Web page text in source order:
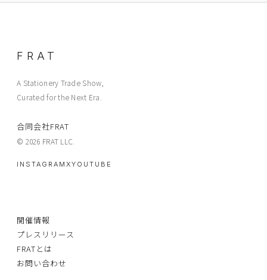
FRAT
A Stationery Trade Show,
Curated for the Next Era.
合同会社FRAT
© 2026 FRAT LLC.
INSTAGRAM XYOUTUBE
開催情報
プレスリリース
FRATとは
お問い合わせ